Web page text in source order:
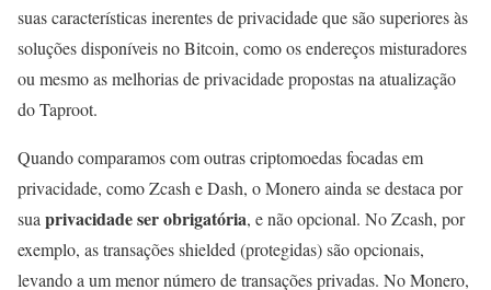
suas características inerentes de privacidade que são superiores às
soluções disponíveis no Bitcoin, como os endereços misturadores
ou mesmo as melhorias de privacidade propostas na atualização
do Taproot.
Quando comparamos com outras criptomoedas focadas em
privacidade, como Zcash e Dash, o Monero ainda se destaca por
sua privacidade ser obrigatória, e não opcional. No Zcash, por
exemplo, as transações shielded (protegidas) são opcionais,
levando a um menor número de transações privadas. No Monero,